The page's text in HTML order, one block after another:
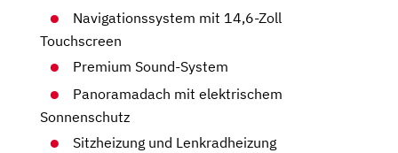
Navigationssystem mit 14,6-Zoll
Touchscreen
Premium Sound-System
Panoramadach mit elektrischem
Sonnenschutz
Sitzheizung und Lenkradheizung